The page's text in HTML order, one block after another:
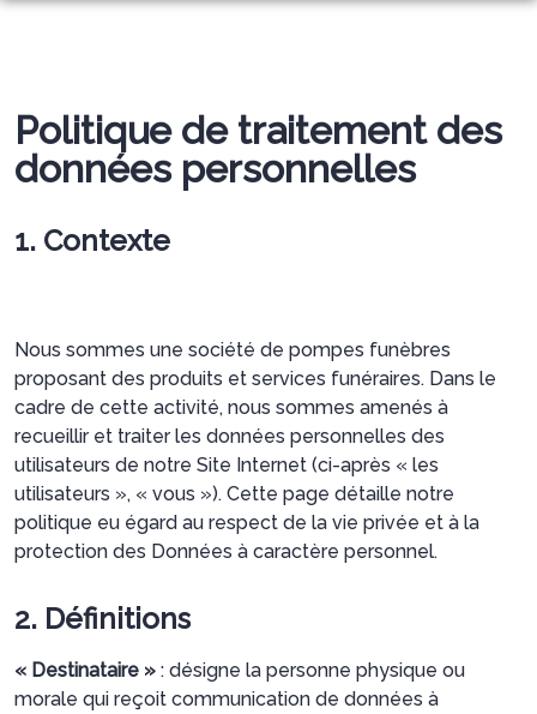
PRÉVOIR SES OBSÈQUES
ESPACES HOMMAGES
Politique de traitement des
données personnelles
1. Contexte
Nous sommes une société de pompes funèbres
proposant des produits et services funéraires. Dans le
cadre de cette activité, nous sommes amenés à
recueillir et traiter les données personnelles des
utilisateurs de notre Site Internet (ci-après « les
utilisateurs », « vous »). Cette page détaille notre
politique eu égard au respect de la vie privée et à la
protection des Données à caractère personnel.
2. Définitions
« Destinataire » : désigne la personne physique ou
morale qui reçoit communication de données à